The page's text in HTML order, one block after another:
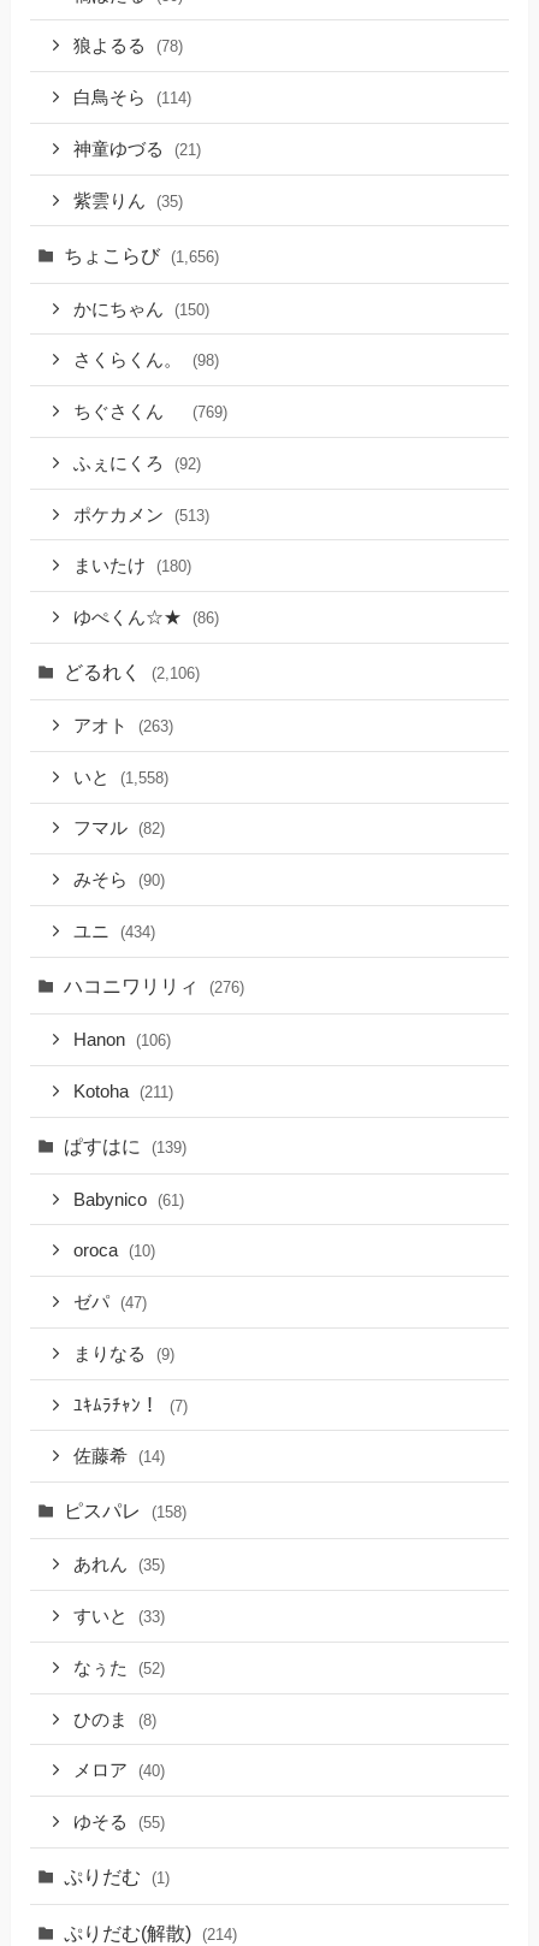
狼よるる (78)
白鳥そら (114)
神童ゆづる (21)
紫雲りん (35)
ちょこらび (1,656)
かにちゃん (150)
さくらくん。 (98)
ちぐさくん (769)
ふぇにくろ (92)
ポケカメン (513)
まいたけ (180)
ゆぺくん☆★ (86)
どるれく (2,106)
アオト (263)
いと (1,558)
フマル (82)
みそら (90)
ユニ (434)
ハコニワリリィ (276)
Hanon (106)
Kotoha (211)
ぱすはに (139)
Babynico (61)
oroca (10)
ゼパ (47)
まりなる (9)
ﾕｷﾑﾗﾁｬﾝ！ (7)
佐藤希 (14)
ピスパレ (158)
あれん (35)
すいと (33)
なぅた (52)
ひのま (8)
メロア (40)
ゆそる (55)
ぷりだむ (1)
ぷりだむ(解散) (214)